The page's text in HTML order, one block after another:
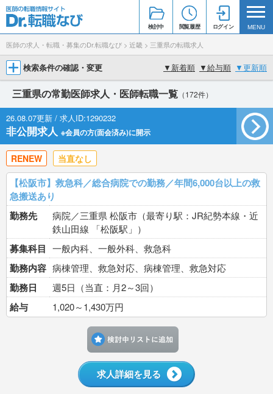
検討中 閲覧履歴 ログイン MENU
医師の求人・転職・募集のDr.転職なび > 近畿 > 三重県の転職求人
検索条件の確認・変更 ▼ 新着順 ▼給与順 ▼更新順
三重県の常勤医師求人・医師転職一覧 （172件）
26.08.07更新 / 求人ID:1290232
非公開求人 ※会員の方(面会済み)に開示
RENEW 当直なし
【松阪市】救急科／総合病院での勤務／年間6,000台以上の救
急搬送あり
勤務先
病院／三重県 松阪市（最寄り駅：JR紀勢本線・近
鉄山田線 「松阪駅」）
募集科目 一般内科、一般外科、救急科
勤務内容 病棟管理、救急対応、病棟管理、救急対応
勤務日 週5日（当直：月2～3回）
給与 1,020～1,430万円
求人詳細を見る